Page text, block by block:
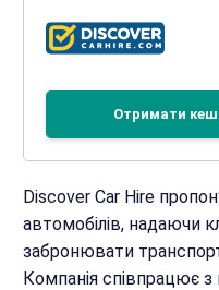
Отримати
Discover Car Hire
автомобілів, надаючи
забронювати
Компанія співпрацює